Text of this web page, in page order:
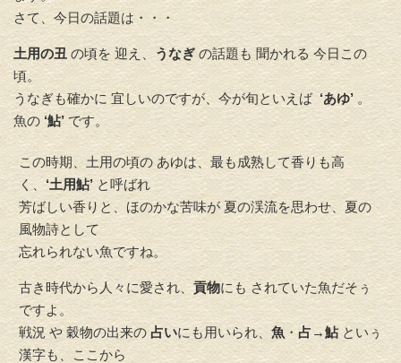
さて、今日の話題は・・・
土用の丑 の頃を 迎え、 うなぎ の話題も 聞かれる 今日この
頃。
うなぎも確かに 宜しいのですが、今が旬といえば ‘あゆ’ 。
魚の ‘鮎’ です。
この時期、土用の頃の あゆは、最も成熟して香りも高
く、‘土用鮎’ と呼ばれ
芳ばしい香りと、ほのかな苦味が 夏の渓流を思わせ、夏の
風物詩として
忘れられない魚ですね。
古き時代から人々に愛され、貢物にも されていた魚だそぅ
ですよ。
戦況 や 穀物の出来の 占いにも用いられ、 魚 ・ 占 →鮎 といぅ
漢字も、ここから